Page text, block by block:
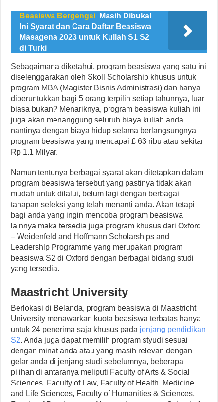
Beasiswa Bergengsi
Masih Dibuka!
Ini Syarat dan Cara Daftar Beasiswa
Masagena 2023 untuk Kuliah S1 S2
di Turki
Sebagaimana diketahui, program beasiswa yang satu ini
diselenggarakan oleh Skoll Scholarship khusus untuk
program MBA (Magister Bisnis Administrasi) dan hanya
diperuntukkan bagi 5 orang terpilih setiap tahunnya, luar
biasa bukan? Menariknya, program beasiswa kuliah ini
juga akan menanggung seluruh biaya kuliah anda
nantinya dengan biaya hidup selama berlangsungnya
program beasiswa yang mencapai £ 63 ribu atau sekitar
Rp 1.1 Milyar.
Namun tentunya berbagai syarat akan ditetapkan dalam
program beasiswa tersebut yang pastinya tidak akan
mudah untuk dilalui, belum lagi dengan berbagai
tahapan seleksi yang telah menanti anda. Akan tetapi
bagi anda yang ingin mencoba program beasiswa
lainnya maka tersedia juga program khusus dari Oxford
– Weidenfeld and Hoffmann Scholarships and
Leadership Programme yang merupakan program
beasiswa S2 di Oxford dengan berbagai bidang studi
yang tersedia.
Maastricht University
Berlokasi di Belanda, program beasiswa di Maastricht
University menawarkan kuota beasiswa terbatas hanya
untuk 24 penerima saja khusus pada jenjang pendidikan
S2. Anda juga dapat memilih program styudi sesuai
dengan minat anda atau yang masih relevan dengan
gelar anda di jenjang studi sebelumnya, beberapa
pilihan di antaranya meliputi Faculty of Arts & Social
Sciences, Faculty of Law, Faculty of Health, Medicine
and Life Sciences, Faculty of Humanities & Sciences,